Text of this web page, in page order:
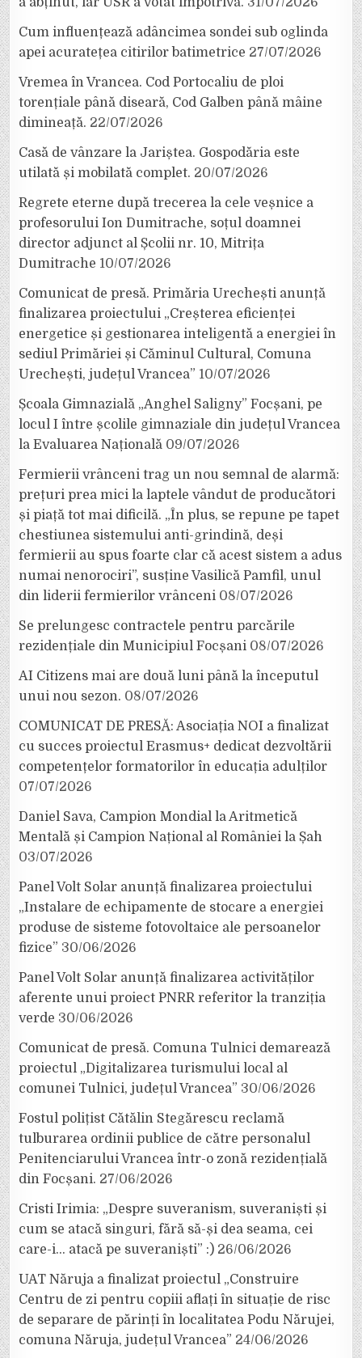
Cum influențează adâncimea sondei sub oglinda
apei acuratețea citirilor batimetrice 27/07/2026
Vremea în Vrancea. Cod Portocaliu de ploi
torențiale până diseară, Cod Galben până mâine
dimineață. 22/07/2026
Casă de vânzare la Jariștea. Gospodăria este
utilată și mobilată complet. 20/07/2026
Regrete eterne după trecerea la cele veșnice a
profesorului Ion Dumitrache, soțul doamnei
director adjunct al Școlii nr. 10, Mitrița
Dumitrache 10/07/2026
Comunicat de presă. Primăria Urechești anunță
finalizarea proiectului „Creșterea eficienței
energetice și gestionarea inteligentă a energiei în
sediul Primăriei și Căminul Cultural, Comuna
Urechești, județul Vrancea” 10/07/2026
Școala Gimnazială „Anghel Saligny” Focșani, pe
locul I între școlile gimnaziale din județul Vrancea
la Evaluarea Națională 09/07/2026
Fermierii vrânceni trag un nou semnal de alarmă:
prețuri prea mici la laptele vândut de producători
și piață tot mai dificilă. „În plus, se repune pe tapet
chestiunea sistemului anti-grindină, deși
fermierii au spus foarte clar că acest sistem a adus
numai nenorociri”, susține Vasilică Pamfil, unul
din liderii fermierilor vrânceni 08/07/2026
Se prelungesc contractele pentru parcările
rezidențiale din Municipiul Focșani 08/07/2026
AI Citizens mai are două luni până la începutul
unui nou sezon. 08/07/2026
COMUNICAT DE PRESĂ: Asociația NOI a finalizat
cu succes proiectul Erasmus+ dedicat dezvoltării
competențelor formatorilor în educația adulților
07/07/2026
Daniel Sava, Campion Mondial la Aritmetică
Mentală și Campion Național al României la Șah
03/07/2026
Panel Volt Solar anunță finalizarea proiectului
„Instalare de echipamente de stocare a energiei
produse de sisteme fotovoltaice ale persoanelor
fizice” 30/06/2026
Panel Volt Solar anunță finalizarea activităților
aferente unui proiect PNRR referitor la tranziția
verde 30/06/2026
Comunicat de presă. Comuna Tulnici demarează
proiectul „Digitalizarea turismului local al
comunei Tulnici, județul Vrancea” 30/06/2026
Fostul polițist Cătălin Stegărescu reclamă
tulburarea ordinii publice de către personalul
Penitenciarului Vrancea într-o zonă rezidențială
din Focșani. 27/06/2026
Cristi Irimia: „Despre suveranism, suveraniști și
cum se atacă singuri, fără să-și dea seama, cei
care-i… atacă pe suveraniști” :) 26/06/2026
UAT Năruja a finalizat proiectul „Construire
Centru de zi pentru copiii aflați în situație de risc
de separare de părinți în localitatea Podu Nărujei,
comuna Năruja, județul Vrancea” 24/06/2026